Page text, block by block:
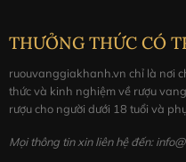
THƯỞNG THỨC CÓ
ruouvanggiakhanh.vn chỉ là nơi
thức và kinh nghiệm về rượu
rượu cho người dưới 18 tuổi và
Mọi thông tin xin liên hệ đến: